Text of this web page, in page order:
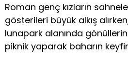
Roman genç kızların
gösterileri büyük alkış
lunapark alanında
piknik yaparak baharın